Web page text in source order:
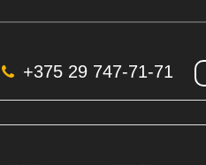
+375 29 747-71-71